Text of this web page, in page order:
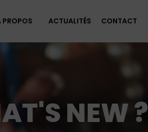
PROPOS ACTUALITÉS CONTACT
NEW ?